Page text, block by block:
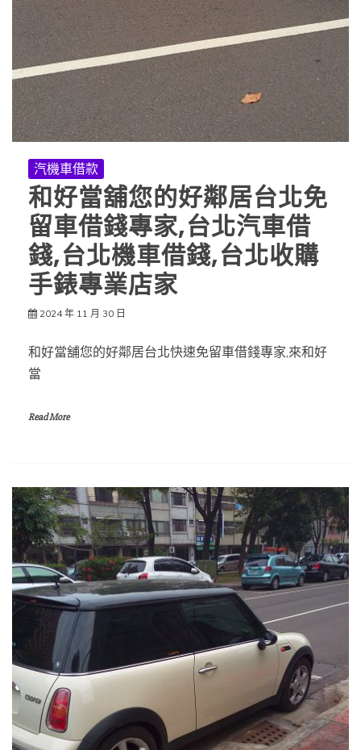
汽機車借款
和好當舖您的好鄰居台北免
留車借錢專家,台北汽車借
錢,台北機車借錢,台北收購
手錶專業店家
2024 年 11 月 30 日
和好當舖您的好鄰居台北快速免留車借錢專家,來和好
當
Read More